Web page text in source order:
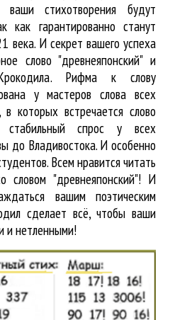
стихотворения будут
как гарантированно станут
века. И секрет вашего успеха
слово "древнеяпонский" и
Рифма к слову
у мастеров слова всех
которых встречается слово
спрос у всех
до Владивостока. И особенно
Всем нравится читать
словом "древнеяпонский"! И
вашим поэтическим
cделает всё, чтобы ваши
и нетленными!